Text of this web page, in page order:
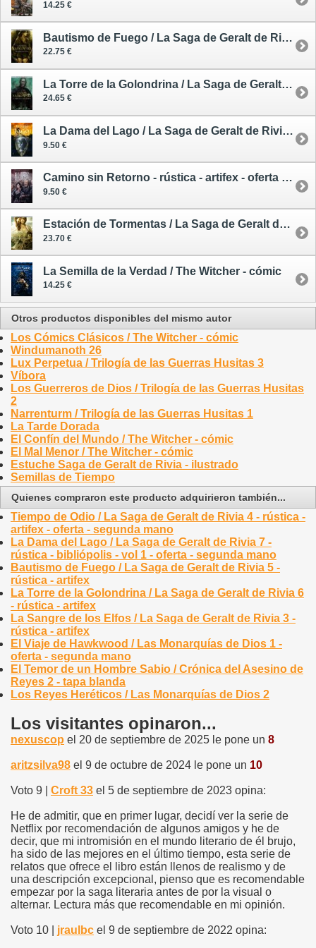
14.25 €
Bautismo de Fuego / La Saga de Geralt de Rivia 5 - tapa dura
22.75 €
La Torre de la Golondrina / La Saga de Geralt de Rivia 6 - tapa dura
24.65 €
La Dama del Lago / La Saga de Geralt de Rivia 7 - rústica - bibliópolis - vol 1 - oferta - segunda mano
9.50 €
Camino sin Retorno - rústica - artifex - oferta - segunda mano
9.50 €
Estación de Tormentas / La Saga de Geralt de Rivia: Precuela - tapa dura
23.70 €
La Semilla de la Verdad / The Witcher - cómic
14.25 €
Otros productos disponibles del mismo autor
Los Cómics Clásicos / The Witcher - cómic
Windumanoth 26
Lux Perpetua / Trilogía de las Guerras Husitas 3
Víbora
Los Guerreros de Dios / Trilogía de las Guerras Husitas
2
Narrenturm / Trilogía de las Guerras Husitas 1
La Tarde Dorada
El Confín del Mundo / The Witcher - cómic
El Mal Menor / The Witcher - cómic
Estuche Saga de Geralt de Rivia - ilustrado
Semillas de Tiempo
Quienes compraron este producto adquirieron también...
Tiempo de Odio / La Saga de Geralt de Rivia 4 - rústica -
artifex - oferta - segunda mano
La Dama del Lago / La Saga de Geralt de Rivia 7 -
rústica - bibliópolis - vol 1 - oferta - segunda mano
Bautismo de Fuego / La Saga de Geralt de Rivia 5 -
rústica - artifex
La Torre de la Golondrina / La Saga de Geralt de Rivia 6
- rústica - artifex
La Sangre de los Elfos / La Saga de Geralt de Rivia 3 -
rústica - artifex
El Viaje de Hawkwood / Las Monarquías de Dios 1 -
oferta - segunda mano
El Temor de un Hombre Sabio / Crónica del Asesino de
Reyes 2 - tapa blanda
Los Reyes Heréticos / Las Monarquías de Dios 2
Los visitantes opinaron...
nexuscop el 20 de septiembre de 2025 le pone un 8
aritzsilva98 el 9 de octubre de 2024 le pone un 10
Voto 9 | Croft 33 el 5 de septiembre de 2023 opina:
He de admitir, que en primer lugar, decidí ver la serie de
Netflix por recomendación de algunos amigos y he de
decir, que mi intromisión en el mundo literario de él brujo,
ha sido de las mejores en el último tiempo, esta serie de
relatos que ofrece el libro están llenos de realismo y de
una descripción excepcional, pienso que es recomendable
empezar por la saga literaria antes de por la visual o
alternar. Lectura más que recomendable en mi opinión.
Voto 10 | jraulbc el 9 de septiembre de 2022 opina: